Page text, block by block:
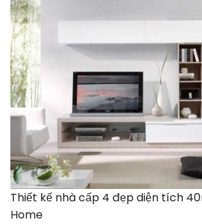
Thiết kế nhà cấp 4 đẹp diện tích
Home